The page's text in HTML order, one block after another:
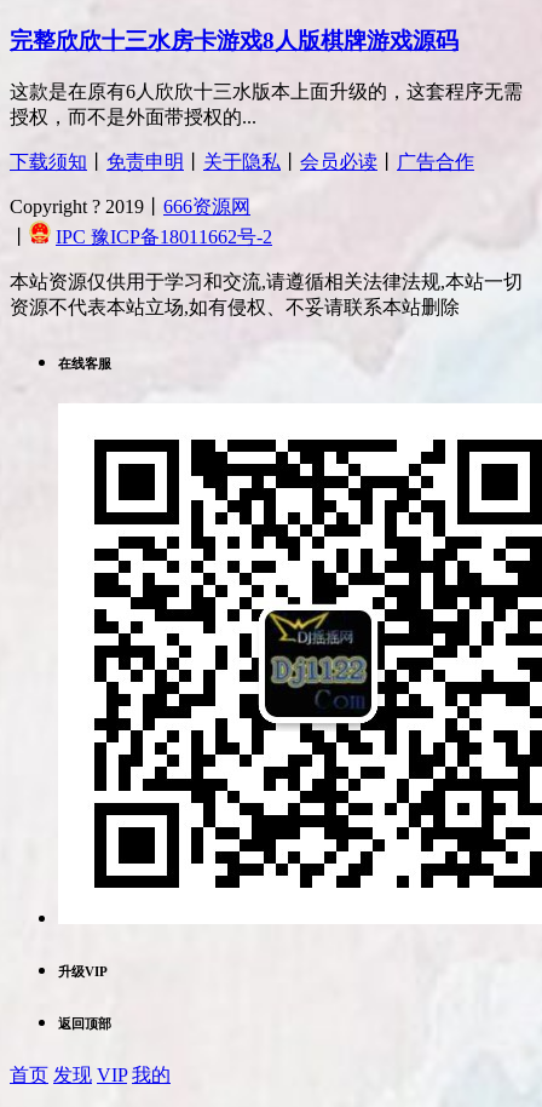
完整欣欣十三水房卡游戏8人版棋牌游戏源码
这款是在原有6人欣欣十三水版本上面升级的，这套程序无需
授权，而不是外面带授权的...
下载须知 免责申明 关于隐私 会员必读 广告合作
Copyright ? 2019丨 666资源网
IPC 豫ICP备18011662号-2
本站资源仅供用于学习和交流,请遵循相关法律法规,本站一切
资源不代表本站立场,如有侵权、不妥请联系本站删除
在线客服
升级VIP
返回顶部
首页 发现 VIP 我的